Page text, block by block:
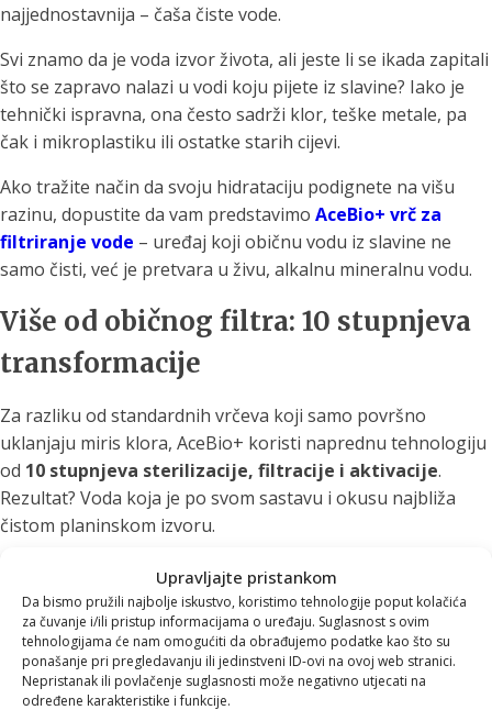
Upravljajte pristankom
Da bismo pružili najbolje iskustvo, koristimo tehnologije poput kolačića
za čuvanje i/ili pristup informacijama o uređaju. Suglasnost s ovim
tehnologijama će nam omogućiti da obrađujemo podatke kao što su
ponašanje pri pregledavanju ili jedinstveni ID-ovi na ovoj web stranici.
Nepristanak ili povlačenje suglasnosti može negativno utjecati na
određene karakteristike i funkcije.
najjednostavnija – čaša čiste vode.
Svi znamo da je voda izvor života, ali jeste li se ikada zapitali
što se zapravo nalazi u vodi koju pijete iz slavine? Iako je
tehnički ispravna, ona često sadrži klor, teške metale, pa
čak i mikroplastiku ili ostatke starih cijevi.
Ako tražite način da svoju hidrataciju podignete na višu
razinu, dopustite da vam predstavimo AceBio+ vrč za
filtriranje vode – uređaj koji običnu vodu iz slavine ne
samo čisti, već je pretvara u živu, alkalnu mineralnu vodu.
Više od običnog filtra: 10 stupnjeva
transformacije
Za razliku od standardnih vrčeva koji samo površno
uklanjaju miris klora, AceBio+ koristi naprednu tehnologiju
od 10 stupnjeva sterilizacije, filtracije i aktivacije.
Rezultat? Voda koja je po svom sastavu i okusu najbliža
čistom planinskom izvoru.
Što AceBio+ zapravo uklanja?
Klor i neugodne mirise:Voda postaje mekana i pitka.
Teške metale:Učinkovito eliminira olovo, bakar i
druge štetne tvari.
Fluorid:Zahvaljujući patentiranom nanoaktiviranom